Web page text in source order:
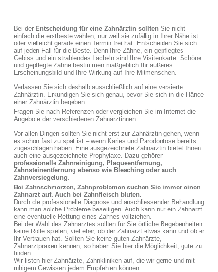
Bei der Entscheidung für eine Zahnärztin sollten Sie nicht
einfach die erstbeste wählen, nur weil sie zufällig in Ihrer Nähe ist
oder vielleicht gerade einen Termin frei hat. Entscheiden Sie sich
auf jeden Fall für die Beste. Denn Ihre Zähne, ein gepflegtes
Gebiss und ein strahlendes Lächeln sind Ihre Visitenkarte. Schöne
und gepflegte Zähne bestimmen maßgeblich Ihr äußeres
Erscheinungsbild und Ihre Wirkung auf Ihre Mitmenschen.
Verlassen Sie sich deshalb ausschließlich auf eine versierte
Zahnärztin. Erkundigen Sie sich genau, bevor Sie sich in die Hände
einer Zahnärztin begeben.
Fragen Sie nach Referenzen oder vergleichen Sie im Internet die
Angebote der verschiedenen Zahnärztinnen.
Vor allen Dingen sollten Sie nicht erst zur Zahnärztin gehen, wenn
es schon fast zu spät ist – wenn Karies und Parodontose bereits
zugeschlagen haben. Eine ausgezeichnete Zahnärztin bietet Ihnen
auch eine ausgezeichnete Prophylaxe. Dazu gehören
professionelle Zahnreinigung, Plaqueentfernung,
Zahnsteinentfernung ebenso wie Bleaching oder auch
Zahnversiegelung.
Bei Zahnschmerzen, Zahnproblemen suchen Sie immer einen
Zahnarzt auf. Auch bei Zahnfleisch bluten.
Durch die professionelle Diagnose und anschliessender Behandlung
kann man solche Probleme beseitigen. Auch kann nur ein Zahnarzt
eine eventuelle Rettung eines Zahnes vollziehen.
Bei der Wahl des Zahnarztes sollten für Sie örtliche Begebenheiten
keine Rolle spielen, viel eher, ob der Zahnarzt etwas kann und ob er
Ihr Vertrauen hat. Sollten Sie keine guten Zahnärzte,
Zahnarztpraxen kennen, so haben Sie hier die Möglichkeit, gute zu
finden.
Wir listen hier Zahnärzte, Zahnkliniken auf, die wir gerne und mit
ruhigem Gewissen jedem Empfehlen können.